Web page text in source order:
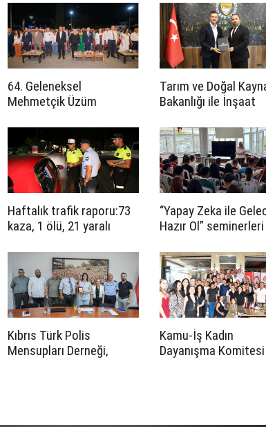
64. Geleneksel
Mehmetçik Üzüm
Tarım ve Doğal
Bakanlığı ile İnşaat
arasında iş birliği
protokolü imzalandı
Haftalık trafik raporu:73
kaza, 1 ölü, 21 yaralı
“Yapay Zeka ile
Hazır Ol” seminerleri
Kıbrıs Türk Polis
Mensupları Derneği,
Kamu-İş Kadın
Dayanışma Komitesi